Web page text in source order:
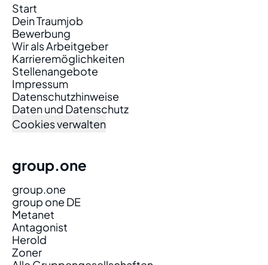
Start
Dein Traumjob
Bewerbung
Wir als Arbeitgeber
Karrieremöglichkeiten
Stellenangebote
Impressum
Datenschutzhinweise
Daten und Datenschutz
Cookies verwalten
group.one
group.one
group one DE
Metanet
Antagonist
Herold
Zoner